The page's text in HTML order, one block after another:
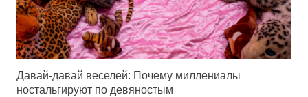
Давай-давай веселей: Почему миллениалы
ностальгируют по девяностым